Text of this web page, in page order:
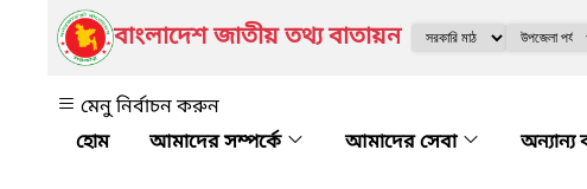
বাংলাদেশ জাতীয় তথ্য বাতায়ন
মেনু নির্বাচন করুন
আমাদের সম্পর্কে
আমাদের সেবা অন্যান্য